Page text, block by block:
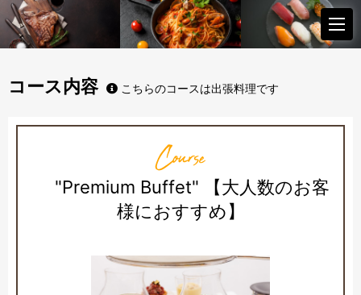
コース内容 こちらのコースは出張料理です
Course
"Premium Buffet" 【大人数のお客
様におすすめ】